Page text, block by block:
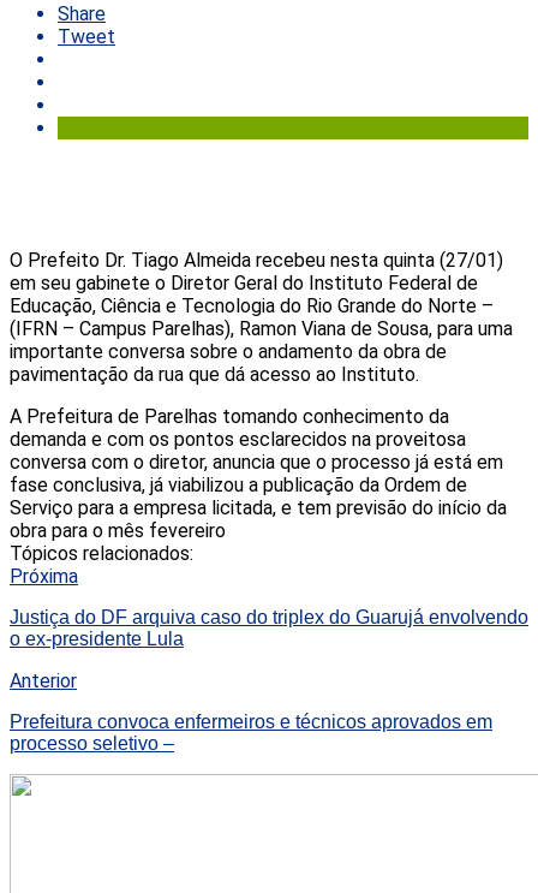
Share
Tweet
O Prefeito Dr. Tiago Almeida recebeu nesta quinta (27/01)
em seu gabinete o Diretor Geral do Instituto Federal de
Educação, Ciência e Tecnologia do Rio Grande do Norte –
(IFRN – Campus Parelhas), Ramon Viana de Sousa, para uma
importante conversa sobre o andamento da obra de
pavimentação da rua que dá acesso ao Instituto.
A Prefeitura de Parelhas tomando conhecimento da
demanda e com os pontos esclarecidos na proveitosa
conversa com o diretor, anuncia que o processo já está em
fase conclusiva, já viabilizou a publicação da Ordem de
Serviço para a empresa licitada, e tem previsão do início da
obra para o mês fevereiro
Tópicos relacionados:
Próxima
Justiça do DF arquiva caso do triplex do Guarujá envolvendo
o ex-presidente Lula
Anterior
Prefeitura convoca enfermeiros e técnicos aprovados em
processo seletivo –